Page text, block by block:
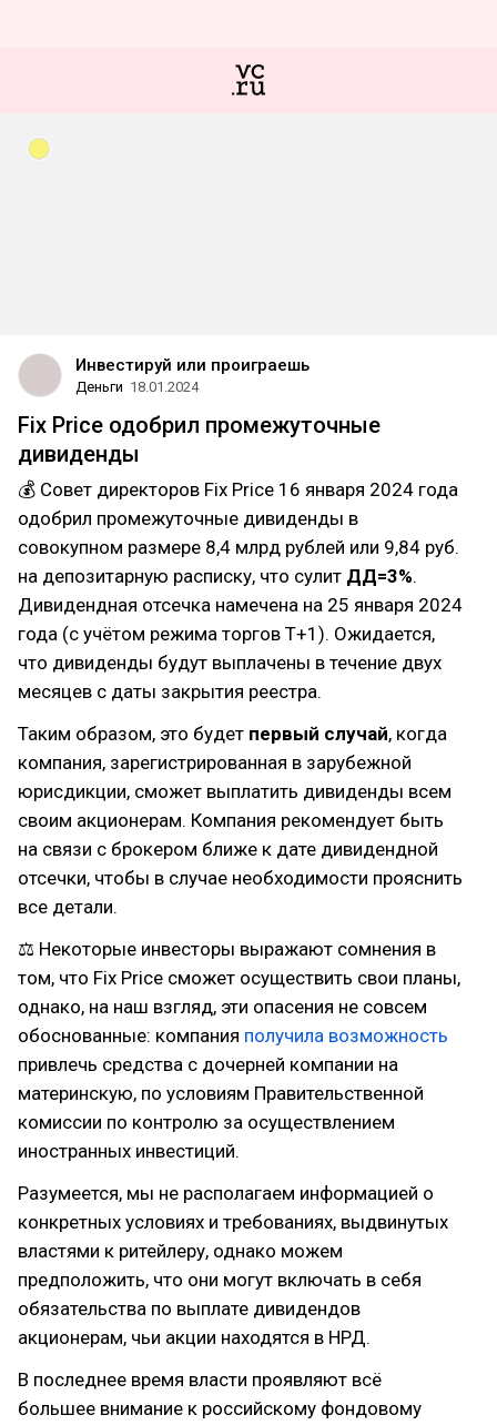
Инвестируй или проиграешь
Деньги 18.01.2024
Fix Price одобрил промежуточные
дивиденды
💰 Совет директоров Fix Price 16 января 2024 года
одобрил промежуточные дивиденды в
совокупном размере 8,4 млрд рублей или 9,84 руб.
на депозитарную расписку, что сулит ДД=3%.
Дивидендная отсечка намечена на 25 января 2024
года (с учётом режима торгов Т+1). Ожидается,
что дивиденды будут выплачены в течение двух
месяцев с даты закрытия реестра.
Таким образом, это будет первый случай, когда
компания, зарегистрированная в зарубежной
юрисдикции, сможет выплатить дивиденды всем
своим акционерам. Компания рекомендует быть
на связи с брокером ближе к дате дивидендной
отсечки, чтобы в случае необходимости прояснить
все детали.
⚖ Некоторые инвесторы выражают сомнения в
том, что Fix Price сможет осуществить свои планы,
однако, на наш взгляд, эти опасения не совсем
обоснованные: компания получила возможность
привлечь средства с дочерней компании на
материнскую, по условиям Правительственной
комиссии по контролю за осуществлением
иностранных инвестиций.
Разумеется, мы не располагаем информацией о
конкретных условиях и требованиях, выдвинутых
властями к ритейлеру, однако можем
предположить, что они могут включать в себя
обязательства по выплате дивидендов
акционерам, чьи акции находятся в НРД.
В последнее время власти проявляют всё
большее внимание к российскому фондовому